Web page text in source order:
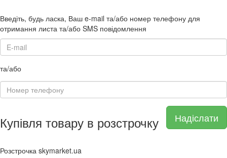
Введіть, будь ласка, Ваш e-mail та/або номер телефону для
отримання листа та/або SMS повідомлення
та/або
Надіслати
Купівля товару в розстрочку
Розстрочка skymarket.ua